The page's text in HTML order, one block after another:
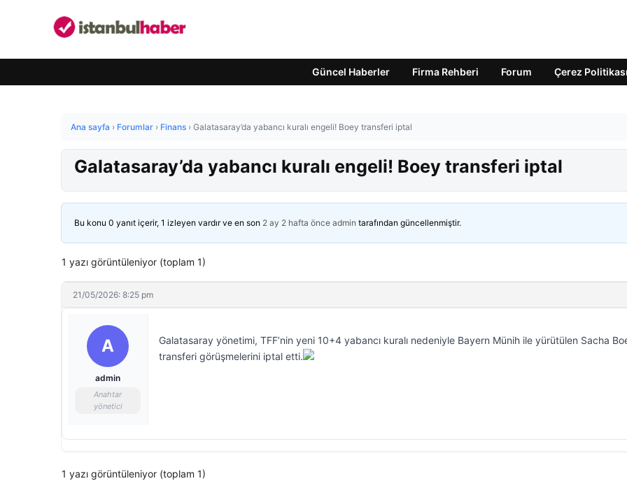
Güncel Haberler Firma Rehberi Forum Çerez Politikası
Ana sayfa › Forumlar › Finans › Galatasaray’da yabancı kuralı engeli! Boey transferi iptal
Galatasaray’da yabancı kuralı engeli! Boey transferi iptal
Bu konu 0 yanıt içerir, 1 izleyen vardır ve en son 2 ay 2 hafta önce admin tarafından güncellenmiştir.
1 yazı görüntüleniyor (toplam 1)
21/05/2026: 8:25 pm
A
admin
Anahtar
yönetici
Galatasaray yönetimi, TFF’nin yeni 10+4 yabancı kuralı nedeniyle Bayern Münih ile yürütülen Sacha
transferi görüşmelerini iptal etti.
1 yazı görüntüleniyor (toplam 1)